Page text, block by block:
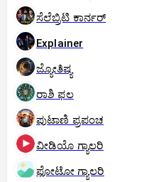
ಸೆಲೆಬ್ರಿಟಿ ಕಾರ್ನರ್‌
Explainer
ಜ್ಯೋತಿಷ್ಯ
ರಾಶಿ ಫಲ
ಪುಟಾಣಿ ಪ್ರಪಂಚ
ವೀಡಿಯೊ ಗ್ಯಾಲರಿ
ಫೋಟೋ ಗ್ಯಾಲರಿ